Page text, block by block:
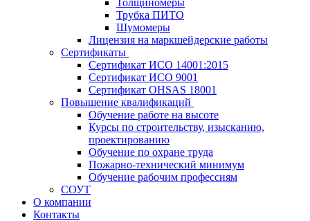
Толщиномеры
Трубка ПИТО
Шумомеры
Лицензия на маркшейдерские работы
Сертификаты
Сертификат ИСО 14001:2015
Сертификат ИСО 9001
Сертификат OHSAS 18001
Повышение квалификаций
Обучение работе на высоте
Курсы по строительству, изысканию,
проектированию
Обучение по охране труда
Пожарно-технический минимум
Обучение рабочим профессиям
СОУТ
О компании
Контакты